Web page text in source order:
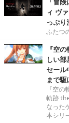
「冒
ィ ヴ
っぷ
ふたつ
『空
しい
セール
まで駆
『空
軌跡
なった
本シリ